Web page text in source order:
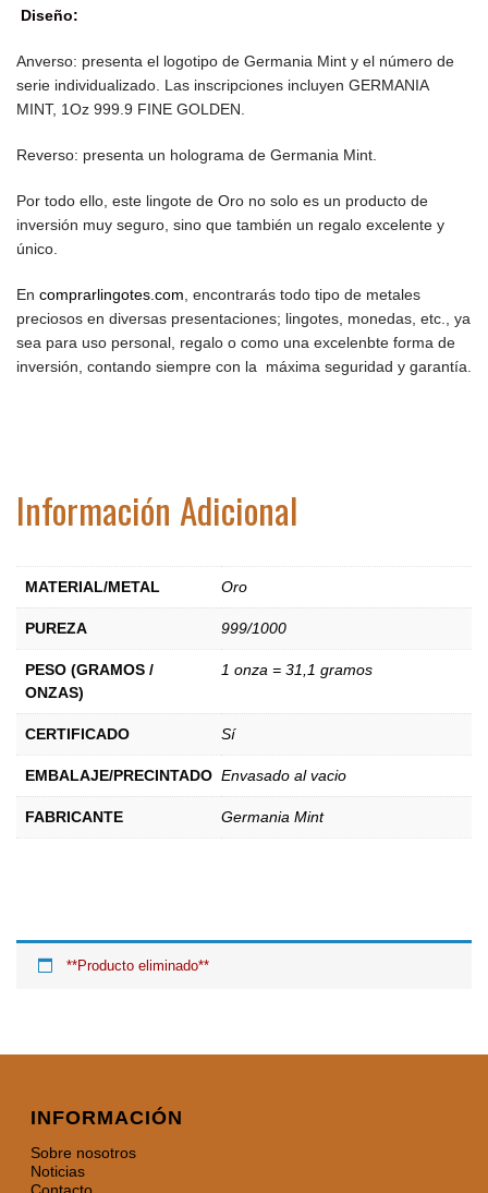
Diseño:
Anverso: presenta el logotipo de Germania Mint y el número de
serie individualizado. Las inscripciones incluyen GERMANIA
MINT, 1Oz 999.9 FINE GOLDEN.
Reverso: presenta un holograma de Germania Mint.
Por todo ello, este lingote de Oro no solo es un producto de
inversión muy seguro, sino que también un regalo excelente y
único.
En comprarlingotes.com, encontrarás todo tipo de metales
preciosos en diversas presentaciones; lingotes, monedas, etc., ya
sea para uso personal, regalo o como una excelenbte forma de
inversión, contando siempre con la máxima seguridad y garantía.
Información Adicional
MATERIAL/METAL Oro
PUREZA 999/1000
PESO (GRAMOS /
ONZAS)
1 onza = 31,1 gramos
CERTIFICADO Sí
EMBALAJE/PRECINTADO Envasado al vacio
FABRICANTE Germania Mint
**Producto eliminado**
INFORMACIÓN
Sobre nosotros
Noticias